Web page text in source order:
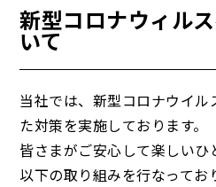
新型コロナウィル
いて
当社では、新型コロナウイ
た対策を実施しております。
皆さまがご安心して楽しいひ
以下の取り組みを行なってお